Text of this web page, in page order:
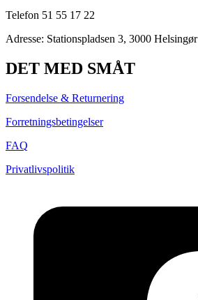
Telefon 51 55 17 22
Adresse: Stationspladsen 3, 3000 Helsingør
DET MED SMÅT
Forsendelse & Returnering
Forretningsbetingelser
FAQ
Privatlivspolitik